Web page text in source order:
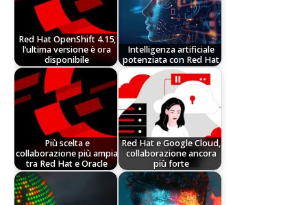
Red Hat OpenShift 4.15,
l’ultima versione è ora
disponibile
Intelligenza artificiale
potenziata con Red Hat
Più scelta e
collaborazione più ampia
tra Red Hat e Oracle
Red Hat e Google Cloud,
collaborazione ancora
più forte